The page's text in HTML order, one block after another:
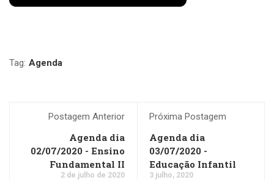
Tag: Agenda
Postagem Anterior
Agenda dia
02/07/2020 - Ensino
Fundamental II
2 de julho de 2020
Próxima Postagem
Agenda dia
03/07/2020 -
Educação Infantil
3 julho, 2020